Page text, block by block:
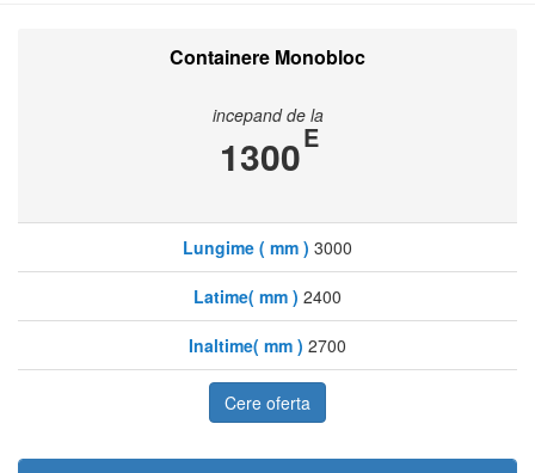
Containere Monobloc
incepand de la
1300E
Lungime ( mm ) 3000
Latime( mm ) 2400
Inaltime( mm ) 2700
Cere oferta